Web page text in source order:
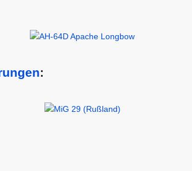
: